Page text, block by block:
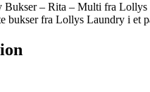
– Rita – Multi fra Lollys
bukser fra Lollys Laundry i et